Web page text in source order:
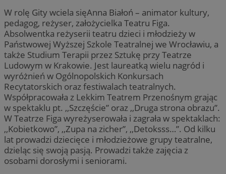
W rolę Gity wciela sięAnna Białoń – animator kultury,
pedagog, reżyser, założycielka Teatru Figa.
Absolwentka reżyserii teatru dzieci i młodzieży w
Państwowej Wyższej Szkole Teatralnej we Wrocławiu, a
także Studium Terapii przez Sztukę przy Teatrze
Ludowym w Krakowie. Jest laureatką wielu nagród i
wyróżnień w Ogólnopolskich Konkursach
Recytatorskich oraz festiwalach teatralnych.
Współpracowała z Lekkim Teatrem Przenośnym grając
w spektaklu pt. ,,Szczęście” oraz ,,Druga strona obrazu”.
W Teatrze Figa wyreżyserowała i zagrała w spektaklach:
,,Kobietkowo”, ,,Zupa na zicher”, ,,Detoksss…”. Od kilku
lat prowadzi dziecięce i młodzieżowe grupy teatralne,
dzieląc się swoją pasją. Prowadzi także zajęcia z
osobami dorosłymi i seniorami.